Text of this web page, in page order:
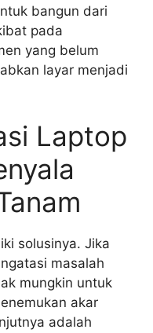
bangun dari
pada
yang belum
layar menjadi
Laptop
solusinya. Jika
masalah
mungkin untuk
akar
adalah